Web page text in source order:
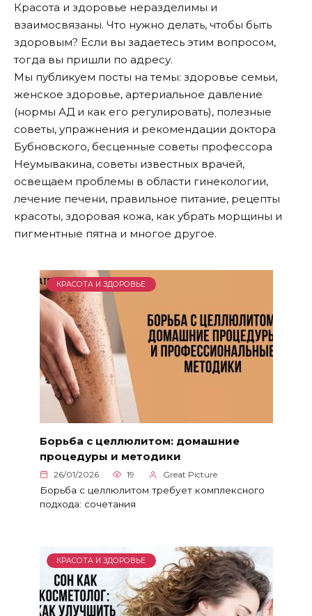
Красота и здоровье неразделимы и
взаимосвязаны. Что нужно делать, чтобы быть
здоровым? Если вы задаетесь этим вопросом,
тогда вы пришли по адресу.
Мы публикуем посты на темы: здоровье семьи,
женское здоровье, артериальное давление
(нормы АД и как его регулировать), полезные
советы, упражнения и рекомендации доктора
Бубновского, бесценные советы профессора
Неумывакина, советы известных врачей,
освещаем проблемы в области гинекологии,
лечение печени, правильное питание, рецепты
красоты, здоровая кожа, как убрать морщины и
пигментные пятна и многое другое.
КРАСОТА И ЗДОРОВЬЕ
Борьба с целлюлитом: домашние
процедуры и методики
26/01/2026 19 Great Picture
Борьба с целлюлитом требует комплексного
подхода: сочетания
КРАСОТА И ЗДОРОВЬЕ